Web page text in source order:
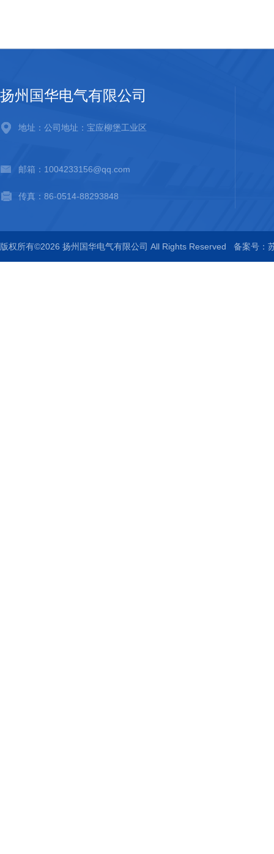
扬州国华电气有限公司
地址：公司地址：宝应柳堡工业区
邮箱：1004233156@qq.com
传真：86-0514-88293848
版权所有©2026 扬州国华电气有限公司 All Rights Reserved 备案号：